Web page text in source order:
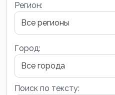
Регион:
Город:
Поиск по тексту: